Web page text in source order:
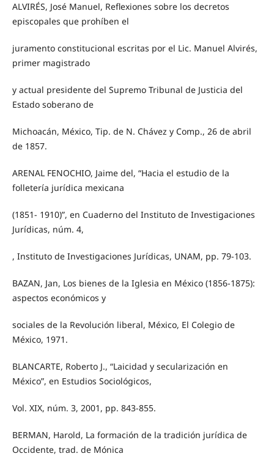
ALVIRÉS, José Manuel, Reflexiones sobre los decretos
episcopales que prohíben el
juramento constitucional escritas por el Lic. Manuel Alvirés,
primer magistrado
y actual presidente del Supremo Tribunal de Justicia del
Estado soberano de
Michoacán, México, Tip. de N. Chávez y Comp., 26 de abril
de 1857.
ARENAL FENOCHIO, Jaime del, “Hacia el estudio de la
folletería jurídica mexicana
(1851- 1910)”, en Cuaderno del Instituto de Investigaciones
Jurídicas, núm. 4,
, Instituto de Investigaciones Jurídicas, UNAM, pp. 79-103.
BAZAN, Jan, Los bienes de la Iglesia en México (1856-1875):
aspectos económicos y
sociales de la Revolución liberal, México, El Colegio de
México, 1971.
BLANCARTE, Roberto J., “Laicidad y secularización en
México”, en Estudios Sociológicos,
Vol. XIX, núm. 3, 2001, pp. 843-855.
BERMAN, Harold, La formación de la tradición jurídica de
Occidente, trad. de Mónica